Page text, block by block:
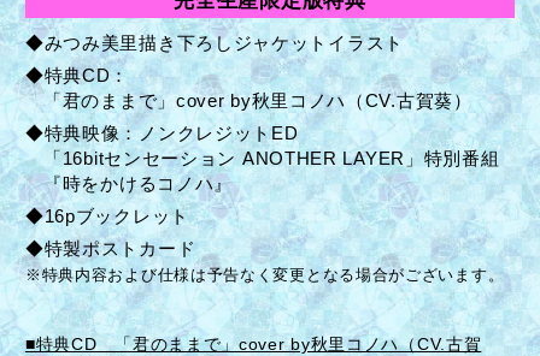
◆みつみ美里描き下ろしジャケットイラスト
◆特典CD：
「君のままで」cover by秋里コノハ（CV.古賀葵）
◆特典映像：ノンクレジットED
「16bitセンセーション ANOTHER LAYER」特別番組
『時をかけるコノハ』
◆16pブックレット
◆特製ポストカード
※特典内容および仕様は予告なく変更となる場合がございます。
■特典CD 「君のままで」cover by秋里コノハ（CV.古賀